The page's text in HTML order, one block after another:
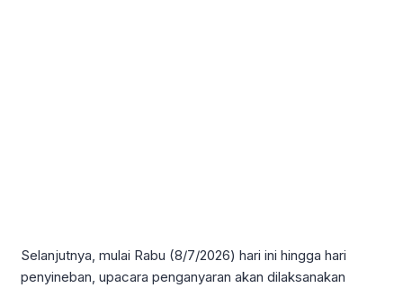
Selanjutnya, mulai Rabu (8/7/2026) hari ini hingga hari
penyineban, upacara penganyaran akan dilaksanakan